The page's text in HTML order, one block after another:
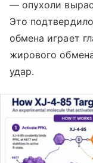
— опухоли
Это
обмена играет
жирового
удар.